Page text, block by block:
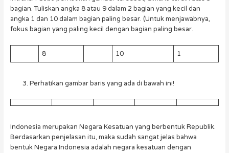
bagian. Tuliskan angka 8 atau 9 dalam 2 bagian yang kecil dan
angka 1 dan 10 dalam bagian paling besar. (Untuk menjawabnya,
fokus bagian yang paling kecil dengan bagian paling besar.
8 10 1
Perhatikan gambar baris yang ada di bawah ini!
Indonesia merupakan Negara Kesatuan yang berbentuk Republik.
Berdasarkan penjelasan itu, maka sudah sangat jelas bahwa
bentuk Negara Indonesia adalah negara kesatuan dengan